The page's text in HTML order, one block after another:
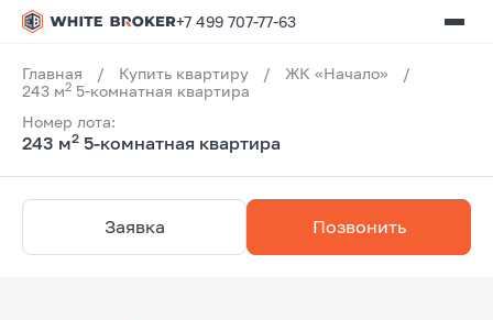
+7 499 707-77-63
Главная / Купить квартиру / ЖК «Начало»
/
243 м2 5-комнатная квартира
Номер лота:
243 м2 5-комнатная квартира
Заявка Позвонить